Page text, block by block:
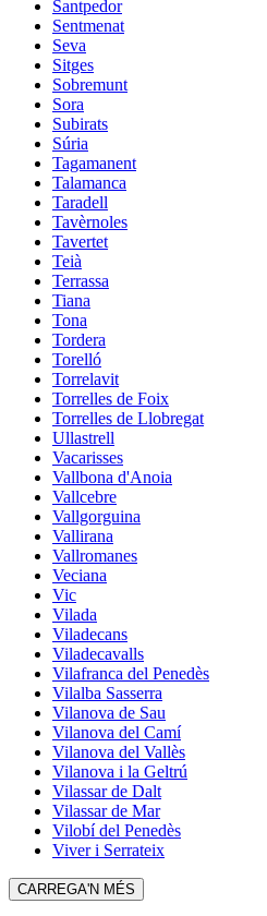
Santpedor
Sentmenat
Seva
Sitges
Sobremunt
Sora
Subirats
Súria
Tagamanent
Talamanca
Taradell
Tavèrnoles
Tavertet
Teià
Terrassa
Tiana
Tona
Tordera
Torelló
Torrelavit
Torrelles de Foix
Torrelles de Llobregat
Ullastrell
Vacarisses
Vallbona d'Anoia
Vallcebre
Vallgorguina
Vallirana
Vallromanes
Veciana
Vic
Vilada
Viladecans
Viladecavalls
Vilafranca del Penedès
Vilalba Sasserra
Vilanova de Sau
Vilanova del Camí
Vilanova del Vallès
Vilanova i la Geltrú
Vilassar de Dalt
Vilassar de Mar
Vilobí del Penedès
Viver i Serrateix
CARREGA'N MÉS